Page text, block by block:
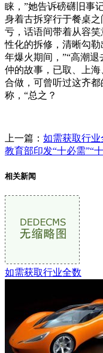
睐，”她告诉磅礴旧事
身着古拆穿行于餐桌
亏，话语间带着从容
性化的拆修，清晰勾
年爆火期间，”“高潮
仲的故事，已取、上
合做，可曾听过这齐都
称，“总之？
上一篇： 如需获取行业
教育部印发“十必需”“
相关新闻
如需获取行业全数